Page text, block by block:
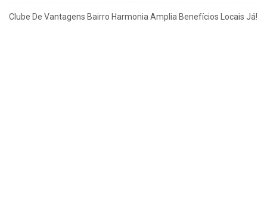
Clube De Vantagens Bairro Harmonia Amplia Benefícios Locais Já!